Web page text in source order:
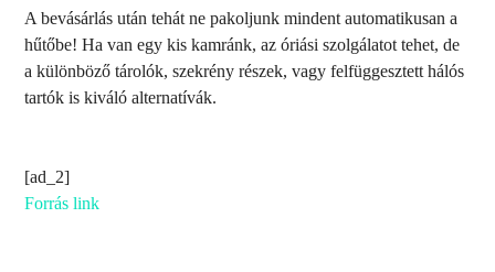
A bevásárlás után tehát ne pakoljunk mindent automatikusan a
hűtőbe! Ha van egy kis kamránk, az óriási szolgálatot tehet, de
a különböző tárolók, szekrény részek, vagy felfüggesztett hálós
tartók is kiváló alternatívák.
[ad_2]
Forrás link